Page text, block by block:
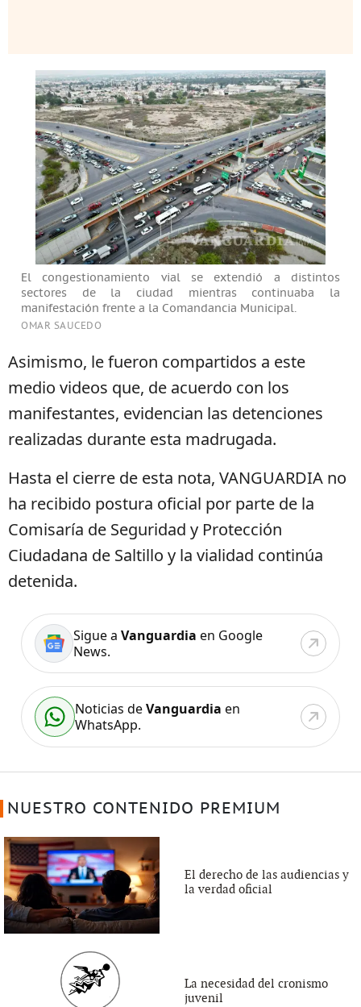
El congestionamiento vial se extendió a distintos
sectores de la ciudad mientras continuaba la
manifestación frente a la Comandancia Municipal.
OMAR SAUCEDO
Asimismo, le fueron compartidos a este
medio videos que, de acuerdo con los
manifestantes, evidencian las detenciones
realizadas durante esta madrugada.
Hasta el cierre de esta nota, VANGUARDIA no
ha recibido postura oficial por parte de la
Comisaría de Seguridad y Protección
Ciudadana de Saltillo y la vialidad continúa
detenida.
Sigue a Vanguardia en Google
News.
Noticias deVanguardia en
WhatsApp.
NUESTRO CONTENIDO PREMIUM
El derecho de las audiencias y
la verdad oficial
La necesidad del cronismo
juvenil